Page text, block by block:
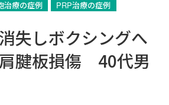
治療の症例 PRP治療の症例
失しボクシングへ
腱板損傷 40代男